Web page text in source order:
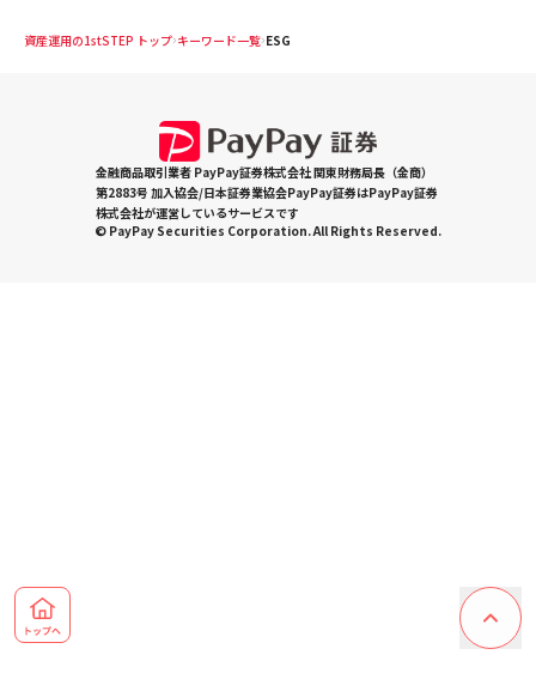
資産運用の1stSTEP トップ キーワード一覧 ESG
金融商品取引業者 PayPay証券株式会社 関東財務局長（金商）
第2883号 加入協会/日本証券業協会PayPay証券はPayPay証券
株式会社が運営しているサービスです
© PayPay Securities Corporation. All Rights Reserved.